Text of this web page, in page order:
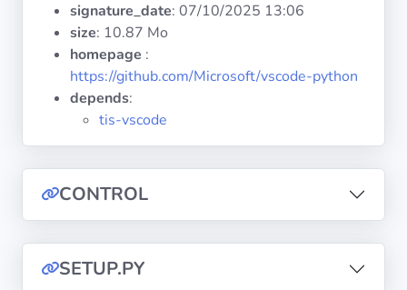
Tranquil IT
Liste de
signature_date: 07/10/2025 13:06
size: 10.87 Mo
homepage :
https://github.com/Microsoft/vscode-python
depends:
tis-vscode
CONTROL
SETUP.PY